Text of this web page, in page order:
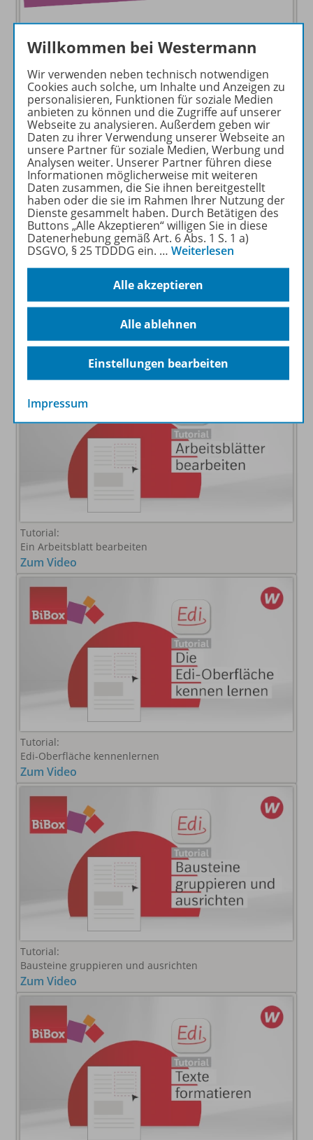
Webinaraufzeichnung vom 15.05.2024
Referentin: Dr. Martina Wirz
Zu Youtube
Edi Arbeitsblätter öffnen
Tutorial:
Ein Arbeitsblatt bearbeiten
Zum Video
Tutorial:
Edi-Oberfläche kennenlernen
Zum Video
Tutorial:
Bausteine gruppieren und ausrichten
Zum Video
Willkommen bei Westermann
Wir verwenden neben technisch notwendigen
Cookies auch solche, um Inhalte und Anzeigen zu
personalisieren, Funktionen für soziale Medien
anbieten zu können und die Zugriffe auf unserer
Webseite zu analysieren. Außerdem geben wir
Daten zu ihrer Verwendung unserer Webseite an
unsere Partner für soziale Medien, Werbung und
Analysen weiter. Unserer Partner führen diese
Informationen möglicherweise mit weiteren
Daten zusammen, die Sie ihnen bereitgestellt
haben oder die sie im Rahmen Ihrer Nutzung der
Dienste gesammelt haben. Durch Betätigen des
Buttons „Alle Akzeptieren“ willigen Sie in diese
Datenerhebung gemäß Art. 6 Abs. 1 S. 1 a)
DSGVO, § 25 TDDDG ein. … Weiterlesen
Alle akzeptieren
Alle ablehnen
Einstellungen bearbeiten
Impressum